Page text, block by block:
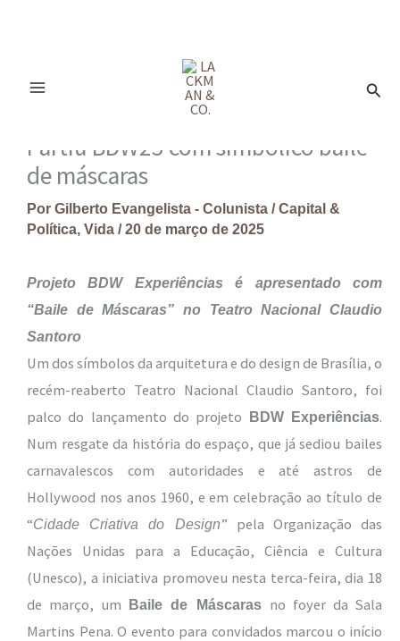
Partiu BDW25 com simbólico baile
de máscaras
Por Gilberto Evangelista - Colunista /Capital &
Política, Vida /20 de março de 2025
Projeto BDW Experiências é apresentado com
“Baile de Máscaras” no Teatro Nacional Claudio
Santoro
Um dos símbolos da arquitetura e do design de Brasília, o
recém-reaberto Teatro Nacional Claudio Santoro, foi
palco do lançamento do projeto BDW Experiências.
Num resgate da história do espaço, que já sediou bailes
carnavalescos com autoridades e até astros de
Hollywood nos anos 1960, e em celebração ao título de
“Cidade Criativa do Design” pela Organização das
Nações Unidas para a Educação, Ciência e Cultura
(Unesco), a iniciativa promoveu nesta terca-feira, dia 18
de março, um Baile de Máscaras no foyer da Sala
Martins Pena. O evento para convidados marcou o início